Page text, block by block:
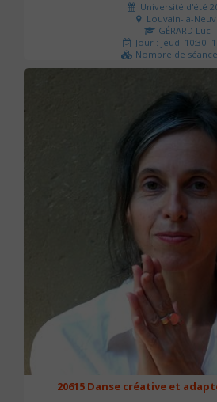
Université d'été
Louvain-la-
GÉRARD Luc
Jour : jeudi 10:30-
Nombre de
0 €
20615 Danse créative et